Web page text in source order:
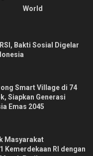
World
Bakti Sosial Digelar
Smart Village di 74
Siapkan Generasi
Emas 2045
Masyarakat
Kemerdekaan RI dengan